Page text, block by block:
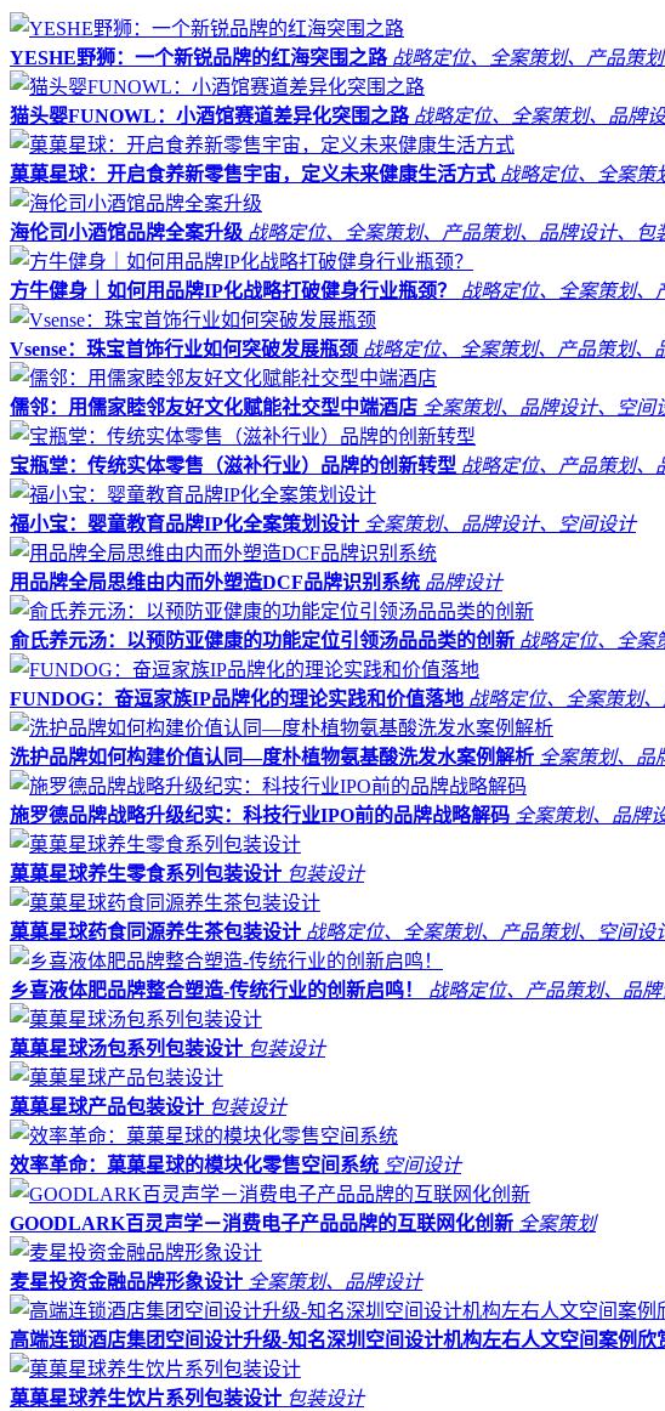
YESHE野狮：一个新锐品牌的红海突围之路 战略定位、全案策划、产品策
猫头婴FUNOWL：小酒馆赛道差异化突围之路 战略定位、全案策划、品牌
菓菓星球：开启食养新零售宇宙，定义未来健康生活方式 战略定位、全案策
海伦司小酒馆品牌全案升级 战略定位、全案策划、产品策划、品牌设计、包
方牛健身｜如何用品牌IP化战略打破健身行业瓶颈？ 战略定位、全案策划、
Vsense：珠宝首饰行业如何突破发展瓶颈 战略定位、全案策划、产品策划、
儒邻：用儒家睦邻友好文化赋能社交型中端酒店 全案策划、品牌设计、空间
宝瓶堂：传统实体零售（滋补行业）品牌的创新转型 战略定位、产品策划、
福小宝：婴童教育品牌IP化全案策划设计 全案策划、品牌设计、空间设计
用品牌全局思维由内而外塑造DCF品牌识别系统 品牌设计
俞氏养元汤：以预防亚健康的功能定位引领汤品品类的创新 战略定位、全案
FUNDOG：奋逗家族IP品牌化的理论实践和价值落地 战略定位、全案策划
洗护品牌如何构建价值认同—度朴植物氨基酸洗发水案例解析 全案策划、品
施罗德品牌战略升级纪实：科技行业IPO前的品牌战略解码 全案策划、品牌
菓菓星球养生零食系列包装设计 包装设计
菓菓星球药食同源养生茶包装设计 战略定位、全案策划、产品策划、空间设
乡喜液体肥品牌整合塑造-传统行业的创新启鸣！ 战略定位、产品策划、品
菓菓星球汤包系列包装设计 包装设计
菓菓星球产品包装设计 包装设计
效率革命：菓菓星球的模块化零售空间系统 空间设计
GOODLARK百灵声学－消费电子产品品牌的互联网化创新 全案策划
麦星投资金融品牌形象设计 全案策划、品牌设计
高端连锁酒店集团空间设计升级-知名深圳空间设计机构左右人文空间案例欣
菓菓星球养生饮片系列包装设计 包装设计